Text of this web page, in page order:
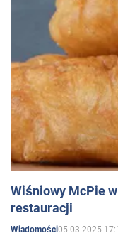
Wiśniowy McPie
restauracji
Wiadomości05.03.2025